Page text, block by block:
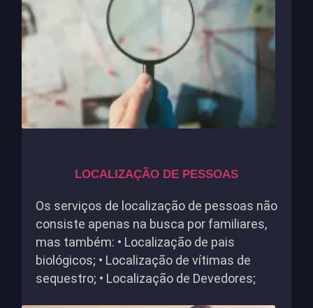
LOCALIZAÇÃO DE PESSOAS
Os serviços de localização de pessoas não
consiste apenas na busca por familiares,
mas também: • Localização de pais
biológicos; • Localização de vítimas de
sequestro; • Localização de Devedores;